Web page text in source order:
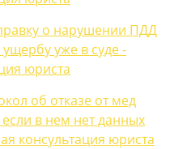
о нарушении ПДД
уже в суде -
юриста
об отказе от мед
в нем нет данных
консультация юриста